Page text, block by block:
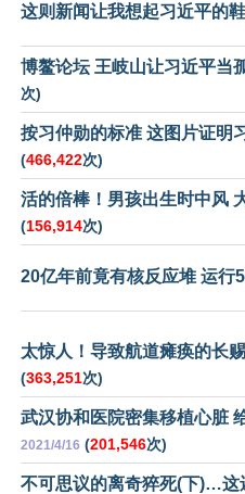
这则新闻让我想起习近平的鞋
博鳌论坛 王岐山让习近平当
次)
按习仲勋的标准 这图片证明
(466,422次)
活的倍棒！男孩出生时中风
(156,914次)
20亿年前竟有核反应堆 运行
太惊人！导致航道瘫痪的长
(363,251次)
武汉协和医院密集移植心脏
2021/4/16 (201,546次)
不可思议的离奇猝死(下)…这